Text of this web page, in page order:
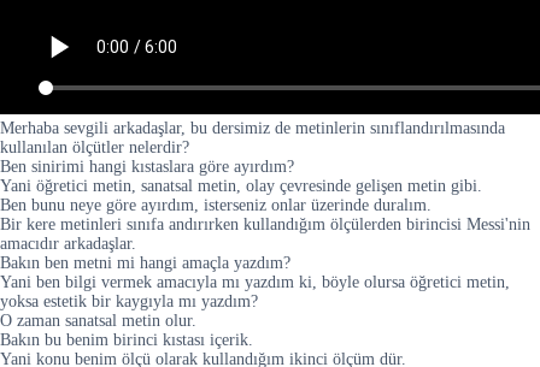
Merhaba sevgili arkadaşlar, bu dersimiz de metinlerin sınıflandırılmasında
kullanılan ölçütler nelerdir?
Ben sinirimi hangi kıstaslara göre ayırdım?
Yani öğretici metin, sanatsal metin, olay çevresinde gelişen metin gibi.
Ben bunu neye göre ayırdım, isterseniz onlar üzerinde duralım.
Bir kere metinleri sınıfa andırırken kullandığım ölçülerden birincisi Messi'nin
amacıdır arkadaşlar.
Bakın ben metni mi hangi amaçla yazdım?
Yani ben bilgi vermek amacıyla mı yazdım ki, böyle olursa öğretici metin,
yoksa estetik bir kaygıyla mı yazdım?
O zaman sanatsal metin olur.
Bakın bu benim birinci kıstası içerik.
Yani konu benim ölçü olarak kullandığım ikinci ölçüm dür.